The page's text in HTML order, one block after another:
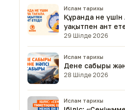
Ислам тарихы
Құранда не үшін
уақытпен ант
29 Шілде 2026
Ислам тарихы
Дене сабыры
28 Шілде 2026
Ислам тарихы